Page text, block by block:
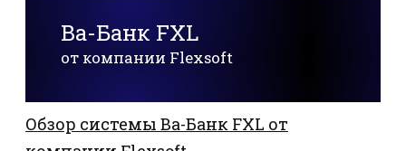
Ва-Банк FXL
от компании Flexsoft
Обзор системы Ва-Банк FXL от